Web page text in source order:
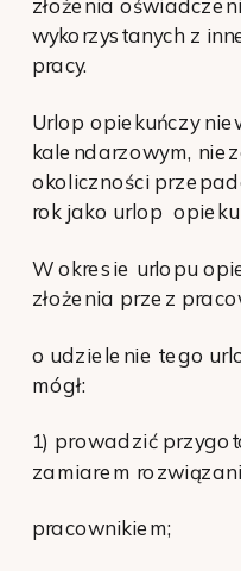
złożenia
wykorzystanych z
pracy.
Urlop opiekuńczy
kalendarzowym,
okoliczności
rok jako urlop
W okresie urlopu
złożenia przez
o udzielenie tego
mógł:
1) prowadzić
zamiarem
pracownikiem;